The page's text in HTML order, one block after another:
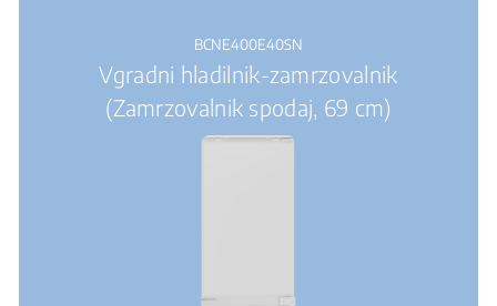
BCNE400E40SN
Vgradni hladilnik-zamrzovalnik
(Zamrzovalnik spodaj, 69 cm)